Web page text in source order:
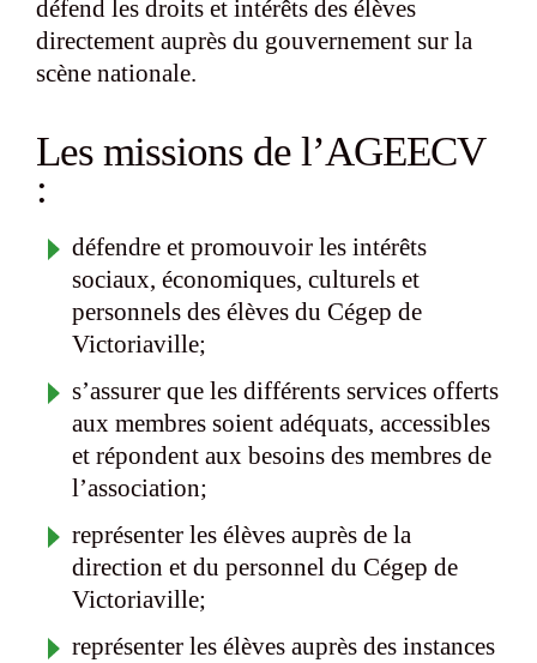
défend les droits et intérêts des élèves
directement auprès du gouvernement sur la
scène nationale.
Les missions de l’AGEECV
:
défendre et promouvoir les intérêts
sociaux, économiques, culturels et
personnels des élèves du Cégep de
Victoriaville;
s’assurer que les différents services offerts
aux membres soient adéquats, accessibles
et répondent aux besoins des membres de
l’association;
représenter les élèves auprès de la
direction et du personnel du Cégep de
Victoriaville;
représenter les élèves auprès des instances